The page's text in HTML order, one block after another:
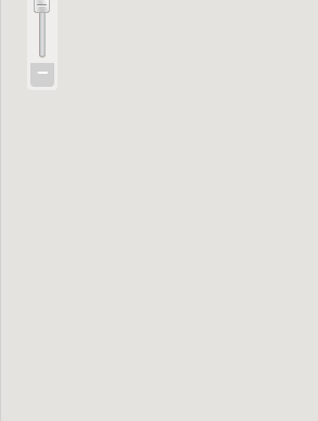
−